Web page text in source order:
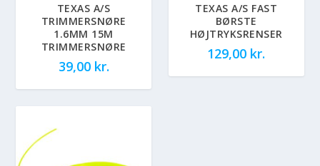
TEXAS A/S
TRIMMERSNØRE
1.6MM 15M
TRIMMERSNØRE
39,00 kr.
TEXAS A/S FAST
BØRSTE
HØJTRYKSRENSER
129,00 kr.